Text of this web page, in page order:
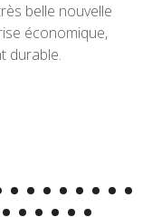
belle nouvelle
économique,
durable.